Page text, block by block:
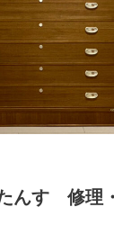
んす 修理